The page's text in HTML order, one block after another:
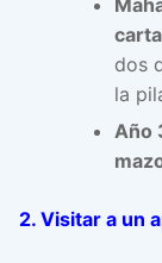
dos
la
Año
2. Visitar a un